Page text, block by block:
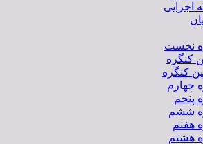
اجرایی
نخست
کنگره
کنگره
چهارم
پنجم
ششم
هفتم
هشتم